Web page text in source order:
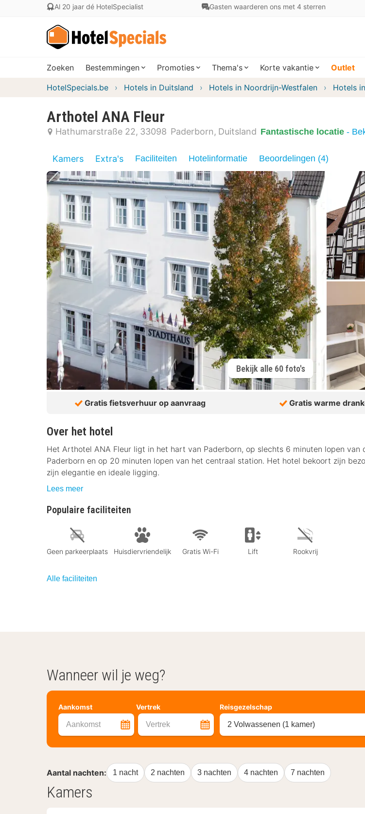
Al 20 jaar dé HotelSpecialist Gasten waarderen ons met 4 sterren
Zoeken Bestemmingen Promoties Thema's Korte vakantie Outlet
HotelSpecials.be Hotels in Duitsland Hotels in Noordrijn-Westfalen Hotels
Arthotel ANA Fleur
Hathumarstraße 22 33098 Paderborn Duitsland Fantastische locatie -
Kamers Extra's Faciliteiten Hotelinformatie Beoordelingen (4)
Bekijk alle 60 foto's
Gratis fietsverhuur op aanvraag Gratis warme
Over het hotel
Het Arthotel ANA Fleur ligt in het hart van Paderborn, op slechts 6 minuten lopen van
Paderborn en op 20 minuten lopen van het centraal station. Het hotel bekoort zijn
zijn elegantie en ideale ligging.
Lees meer
Populaire faciliteiten
Geen parkeerplaats Huisdiervriendelijk Gratis Wi-Fi Lift Rookvrij
Alle faciliteiten
Wanneer wil je weg?
Aankomst Vertrek
Aankomst Vertrek
Reisgezelschap
2 Volwassenen (1 kamer)
Aantal nachten: 1 nacht 2 nachten 3 nachten 4 nachten 7 nachten
Kamers